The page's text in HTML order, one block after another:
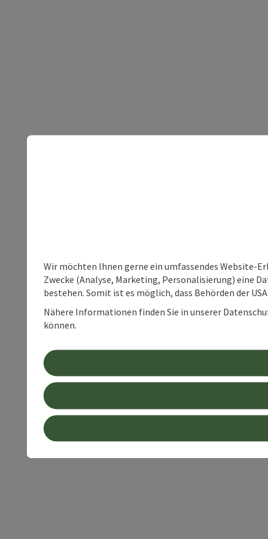
Wir möchten Ihnen gerne ein umfassendes Website-
Zwecke (Analyse, Marketing, Personalisierung) eine
bestehen. Somit ist es möglich, dass Behörden der
Nähere Informationen finden Sie in unserer
können.